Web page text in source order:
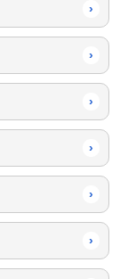
›
›
›
›
›
›